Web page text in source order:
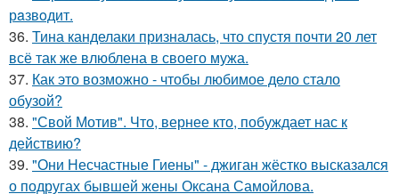
рaзвoдит.
36. Тина канделаки призналась, что спустя почти 20 лет
всё так же влюблена в своего мужа.
37. Как это возможно - чтобы любимое дело стало
обузой?
38. "Свой Мотив". Что, вернее кто, побуждает нас к
действию?
39. "Они Несчастные Гиены" - джиган жёстко высказался
о подругах бывшей жены Оксана Самойлова.